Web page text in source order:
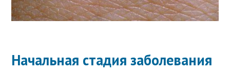
Начальная стадия заболевания